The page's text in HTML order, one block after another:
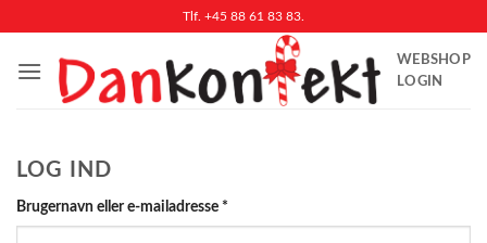
indhold
Tlf. +45 88 61 83 83.
WEBSHOP
LOGIN
LOG IND
Brugernavn eller e-mailadresse *